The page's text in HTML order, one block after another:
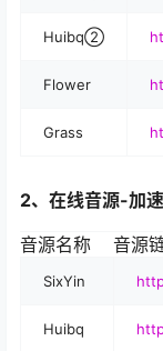
Huibq②
Flower
Grass
2、在线音源-加
音源名称
音源
SixYin
Huibq